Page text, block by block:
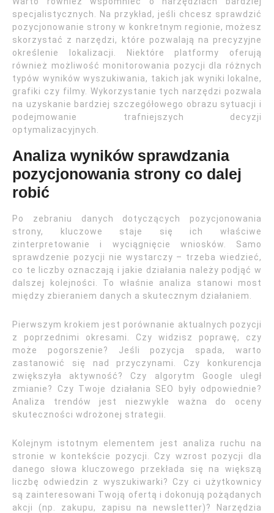
specjalistycznych. Na przykład, jeśli chcesz sprawdzić
pozycjonowanie strony w konkretnym regionie, możesz
skorzystać z narzędzi, które pozwalają na precyzyjne
określenie lokalizacji. Niektóre platformy oferują
również możliwość monitorowania pozycji dla różnych
typów wyników wyszukiwania, takich jak wyniki lokalne,
grafiki czy filmy. Wykorzystanie tych narzędzi pozwala
na uzyskanie bardziej szczegółowego obrazu sytuacji i
podejmowanie trafniejszych decyzji
optymalizacyjnych.
Analiza wyników sprawdzania
pozycjonowania strony co dalej
robić
Po zebraniu danych dotyczących pozycjonowania
strony, kluczowe staje się ich właściwe
zinterpretowanie i wyciągnięcie wniosków. Samo
sprawdzenie pozycji nie wystarczy – trzeba wiedzieć,
co te liczby oznaczają i jakie działania należy podjąć w
dalszej kolejności. To właśnie analiza stanowi most
między zbieraniem danych a skutecznym działaniem.
Pierwszym krokiem jest porównanie aktualnych pozycji
z poprzednimi okresami. Czy widzisz poprawę, czy
może pogorszenie? Jeśli pozycja spada, warto
zastanowić się nad przyczynami. Czy konkurencja
zwiększyła aktywność? Czy algorytm Google uległ
zmianie? Czy Twoje działania SEO były odpowiednie?
Analiza trendów jest niezwykle ważna do oceny
skuteczności wdrożonej strategii.
Kolejnym istotnym elementem jest analiza ruchu na
stronie w kontekście pozycji. Czy wzrost pozycji dla
danego słowa kluczowego przekłada się na większą
liczbę odwiedzin z wyszukiwarki? Czy ci użytkownicy
są zainteresowani Twoją ofertą i dokonują pożądanych
akcji (np. zakupu, zapisu na newsletter)? Narzędzia